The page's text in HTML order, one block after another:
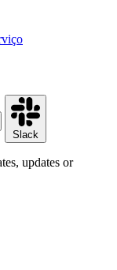
Slack
updates or